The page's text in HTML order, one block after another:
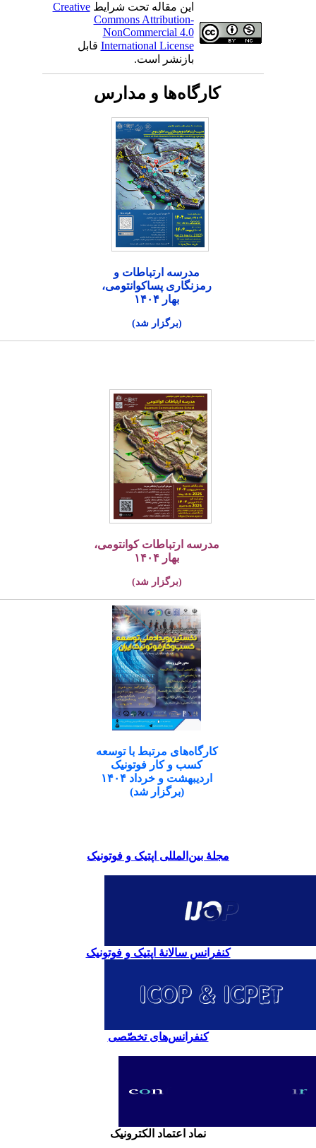
این مقاله تحت شرایطCreative
Commons Attribution-
NonCommercial 4.0
International Licenseقابل
بازنشر است.
کارگاه‌ها و مدارس
مدرسه ارتباطات و
رمزنگاری پساکوانتومی،
بهار ۱۴۰۴
(برگزار شد)
مدرسه ارتباطات کوانتومی،
بهار ۱۴۰۴
(برگزار شد)
کارگاه‌های مرتبط با توسعه
کسب و کار فوتونیک
اردیبهشت و خرداد ۱۴۰۴
(برگزار شد)
مجلۀ بین‌المللی اپتیک و فوتونیک
کنفرانس سالانۀ اپتیک و فوتونیک
کنفرانس‌های تخصّصی
نماد اعتماد الکترونیک